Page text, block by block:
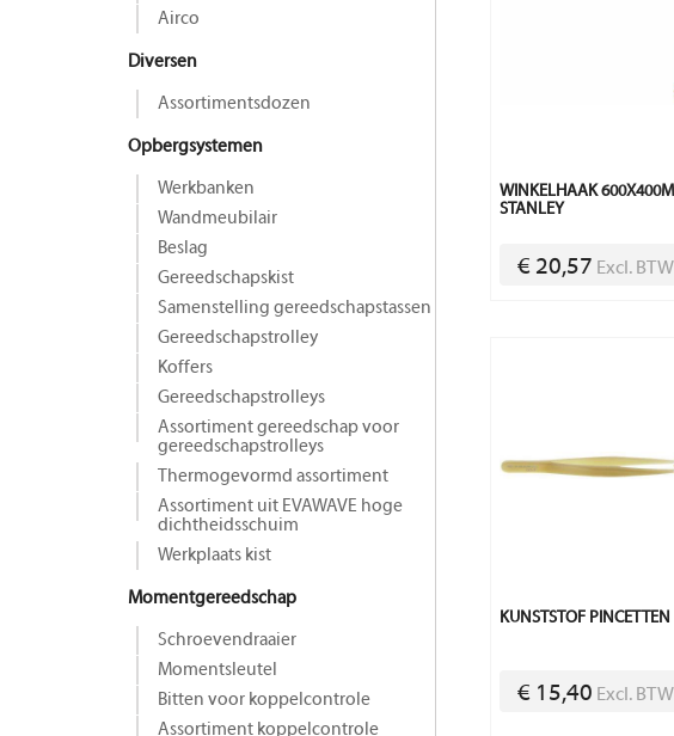
Airco
Diversen
Assortimentsdozen
Opbergsystemen
Werkbanken
Wandmeubilair
Beslag
Gereedschapskist
Samenstelling gereedschapstassen
Gereedschapstrolley
Koffers
Gereedschapstrolleys
Assortiment gereedschap voor
gereedschapstrolleys
Thermogevormd assortiment
Assortiment uit EVAWAVE hoge
dichtheidsschuim
Werkplaats kist
Momentgereedschap
Schroevendraaier
Momentsleutel
Bitten voor koppelcontrole
Assortiment koppelcontrole
WINKELHAAK
STANLEY
€ 20,57 Excl. BTW
KUNSTSTOF PINCETTEN
€ 15,40 Excl. BTW